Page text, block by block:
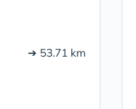
➔ 53.71 km